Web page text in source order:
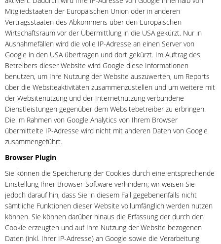
Mitgliedstaaten der Europäischen Union oder in anderen
Vertragsstaaten des Abkommens über den Europäischen
Wirtschaftsraum vor der Übermittlung in die USA gekürzt. Nur in
Ausnahmefällen wird die volle IP-Adresse an einen Server von
Google in den USA übertragen und dort gekürzt. Im Auftrag des
Betreibers dieser Website wird Google diese Informationen
benutzen, um Ihre Nutzung der Website auszuwerten, um Reports
über die Websiteaktivitäten zusammenzustellen und um weitere mit
der Websitenutzung und der Internetnutzung verbundene
Dienstleistungen gegenüber dem Websitebetreiber zu erbringen.
Die im Rahmen von Google Analytics von Ihrem Browser
übermittelte IP-Adresse wird nicht mit anderen Daten von Google
zusammengeführt.
Browser Plugin
Sie können die Speicherung der Cookies durch eine entsprechende
Einstellung Ihrer Browser-Software verhindern; wir weisen Sie
jedoch darauf hin, dass Sie in diesem Fall gegebenenfalls nicht
sämtliche Funktionen dieser Website vollumfänglich werden nutzen
können. Sie können darüber hinaus die Erfassung der durch den
Cookie erzeugten und auf Ihre Nutzung der Website bezogenen
Daten (inkl. Ihrer IP-Adresse) an Google sowie die Verarbeitung